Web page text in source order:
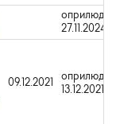
27.11.2024
09.12.2021
13.12.2021